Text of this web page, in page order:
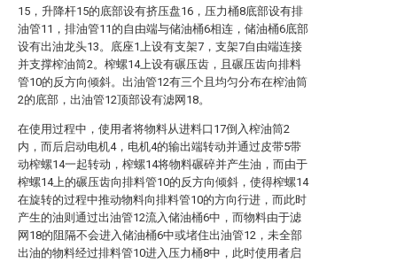
15，升降杆15的底部设有挤压盘16，压力桶8底部设有排
油管11，排油管11的自由端与储油桶6相连，储油桶6底部
设有出油龙头13。底座1上设有支架7，支架7自由端连接
并支撑榨油筒2。榨螺14上设有碾压齿，且碾压齿向排料
管10的反方向倾斜。出油管12有三个且均匀分布在榨油筒
2的底部，出油管12顶部设有滤网18。
在使用过程中，使用者将物料从进料口17倒入榨油筒2
内，而后启动电机4，电机4的输出端转动并通过皮带5带
动榨螺14一起转动，榨螺14将物料碾碎并产生油，而由于
榨螺14上的碾压齿向排料管10的反方向倾斜，使得榨螺14
在旋转的过程中推动物料向排料管10的方向行进，而此时
产生的油则通过出油管12流入储油桶6中，而物料由于滤
网18的阻隔不会进入储油桶6中或堵住出油管12，未全部
出油的物料经过排料管10进入压力桶8中，此时使用者启